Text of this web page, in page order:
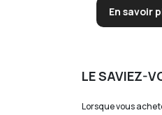
En savoir
LE SAVIEZ-
Lorsque vous